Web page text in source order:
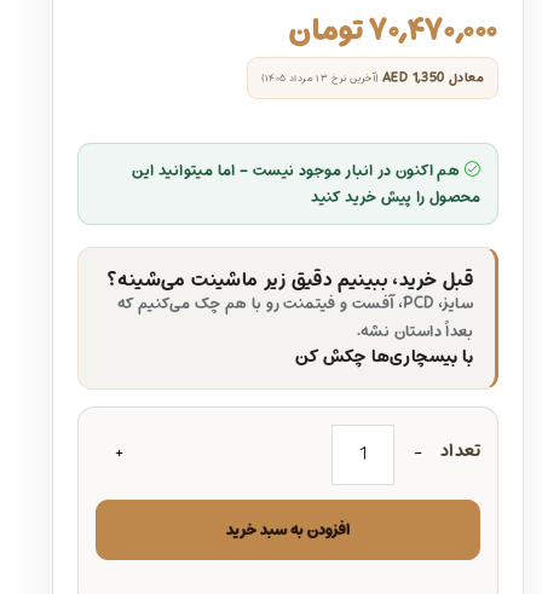
۷۰,۴۷۰,۰۰۰تومان
معادل AED 1,350 (آخرین نرخ ۱۳ مرداد ۱۴۰۵)
هم اکنون در انبار موجود نیست - اما میتوانید این
محصول را پیش خرید کنید
قبل خرید، ببینیم دقیق زیر ماشینت می‌شینه؟
سایز، PCD، آفست و فیتمنت رو با هم چک می‌کنیم که
بعداً داستان نشه.
با بیسچاری‌ها چکش کن
تعداد
افزودن به سبد خرید